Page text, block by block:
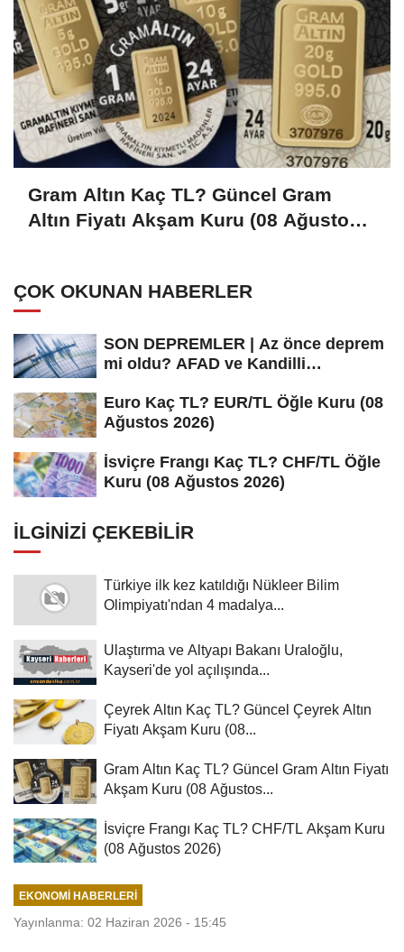
Gram Altın Kaç TL? Güncel Gram
Altın Fiyatı Akşam Kuru (08 Ağustos
ÇOK OKUNAN HABERLER
SON DEPREMLER | Az önce deprem
mi oldu? AFAD ve Kandilli
Euro Kaç TL? EUR/TL Öğle Kuru (08
Ağustos 2026)
İsviçre Frangı Kaç TL? CHF/TL Öğle
Kuru (08 Ağustos 2026)
İLGINIZI ÇEKEBILIR
Türkiye ilk kez katıldığı Nükleer Bilim
Olimpiyatı'ndan 4 madalya...
Ulaştırma ve Altyapı Bakanı Uraloğlu,
Kayseri'de yol açılışında...
Çeyrek Altın Kaç TL? Güncel Çeyrek Altın
Fiyatı Akşam Kuru (08...
Gram Altın Kaç TL? Güncel Gram Altın Fiyatı
Akşam Kuru (08 Ağustos...
İsviçre Frangı Kaç TL? CHF/TL Akşam Kuru
(08 Ağustos 2026)
EKONOMI HABERLERI
Yayınlanma: 02 Haziran 2026 - 15:45